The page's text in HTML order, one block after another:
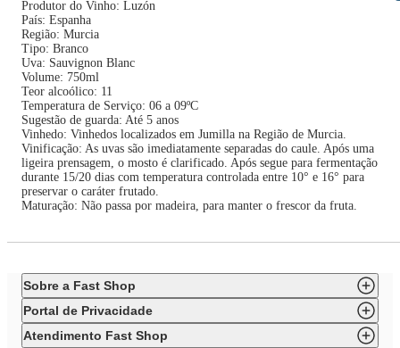
Produtor do Vinho: Luzón
País: Espanha
Região: Murcia
Tipo: Branco
Uva: Sauvignon Blanc
Volume: 750ml
Teor alcoólico: 11
Temperatura de Serviço: 06 a 09ºC
Sugestão de guarda: Até 5 anos
Vinhedo: Vinhedos localizados em Jumilla na Região de Murcia.
Vinificação: As uvas são imediatamente separadas do caule. Após uma
ligeira prensagem, o mosto é clarificado. Após segue para fermentação
durante 15/20 dias com temperatura controlada entre 10° e 16° para
preservar o caráter frutado.
Maturação: Não passa por madeira, para manter o frescor da fruta.
Sobre a Fast Shop
Portal de Privacidade
Atendimento Fast Shop